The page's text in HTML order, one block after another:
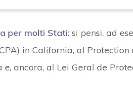
per molti Stati: si pensi, ad
in California, al Protection
ancora, al Lei Geral de